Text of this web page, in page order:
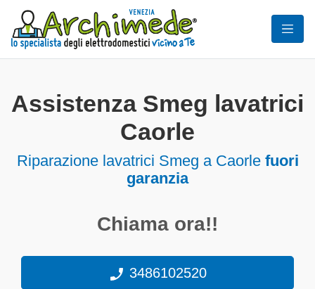
Assistenza Smeg lavatrici
Caorle
Riparazione lavatrici Smeg a Caorle fuori
garanzia
Chiama ora!!
3486102520